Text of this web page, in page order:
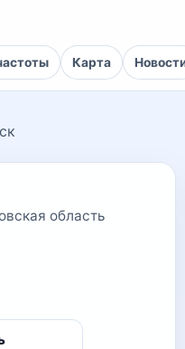
Карта
область